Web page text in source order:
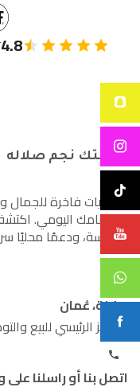
4.8
كوزمتك نجم صلاله
أساسيات فاخرة للجمال
لاهتمامك اليومي.
مدروسة، ودعمًا محليًا
صلالة، عُمان
المركز الرئيسي للبيع
اتصل بنا أو راسلنا